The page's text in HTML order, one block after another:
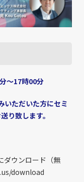
～17時00分
いただいた方にセミ
り致します。
ウンロード（無
download